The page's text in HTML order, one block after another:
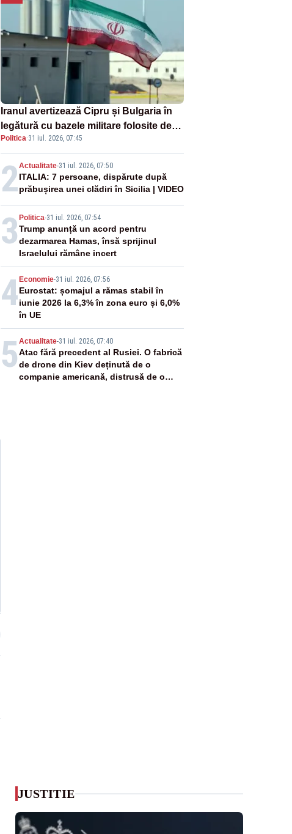
Iranul avertizează Cipru și Bulgaria în
legătură cu bazele militare folosite de
SUA
Politica·31 iul. 2026, 07:45
2Actualitate-31 iul. 2026, 07:50
ITALIA: 7 persoane, dispărute după
prăbușirea unei clădiri în Sicilia | VIDEO
3 Politica-31 iul. 2026, 07:54
Trump anunță un acord pentru
dezarmarea Hamas, însă sprijinul
Israelului rămâne incert
4 Economie-31 iul. 2026, 07:56
Eurostat: șomajul a rămas stabil în
iunie 2026 la 6,3% în zona euro și 6,0%
în UE
5 Actualitate-31 iul. 2026, 07:40
Atac fără precedent al Rusiei. O fabrică
de drone din Kiev deținută de o
companie americană, distrusă de o
JUSTITIE